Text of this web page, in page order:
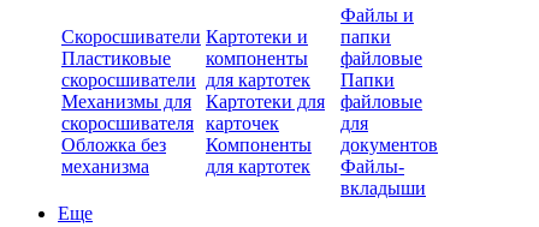
Скоросшиватели
Пластиковые
скоросшиватели
Механизмы для
скоросшивателя
Обложка без
механизма
Картотеки и
компоненты
для картотек
Картотеки для
карточек
Компоненты
для картотек
Файлы и
папки
файловые
Папки
файловые
для
документов
Файлы-
вкладыши
Еще